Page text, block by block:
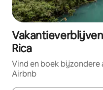
Rica
Vind en boek
Airbnb